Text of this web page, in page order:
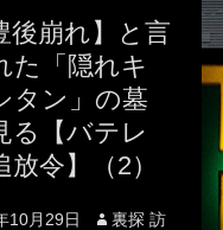
後崩れ】と言
た「隠れキ
タン」の墓
る【バテレ
放令】（2）
10月29日 Author
裏探 訪